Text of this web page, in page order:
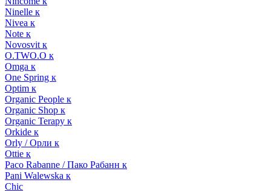
Ninelle к
Nivea к
Note к
Novosvit к
O.TWO.O к
Omga к
One Spring к
Optim к
Organic People к
Organic Shop к
Organic Terapy к
Orkide к
Orly / Орли к
Ottie к
Paco Rabanne / Пако Рабанн к
Pani Walewska к
Chic